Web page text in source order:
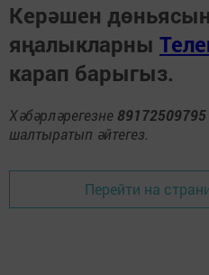
Керәшен
яңалыкларны
карап барыгыз.
Хәбәрләрегезне 89172509795
шалтыратып әйтегез.
Перейти на